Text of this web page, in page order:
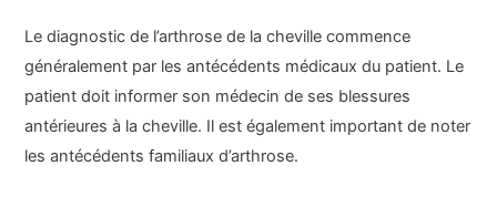
Le diagnostic de l’arthrose de la cheville commence
généralement par les antécédents médicaux du patient. Le
patient doit informer son médecin de ses blessures
antérieures à la cheville. Il est également important de noter
les antécédents familiaux d’arthrose.